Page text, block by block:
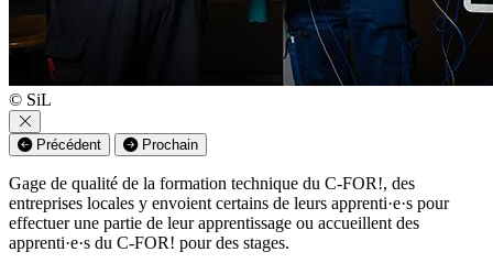
© SiL
Précédent Prochain
Gage de qualité de la formation technique du C-FOR!, des
entreprises locales y envoient certains de leurs apprenti·e·s pour
effectuer une partie de leur apprentissage ou accueillent des
apprenti·e·s du C-FOR! pour des stages.